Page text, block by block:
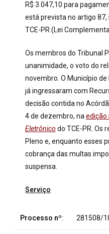
R$ 3.047,10 para
está prevista no artigo 87,
TCE-PR (Lei
Os membros do Tribunal
unanimidade, o voto do
novembro. O Município
já ingressaram com
decisão contida no
4 de dezembro, na edição
Eletrônico do TCE-PR. Os
Pleno e, enquanto esses
cobrança das multas
suspensa.
Serviço
Processo nº: 281508/